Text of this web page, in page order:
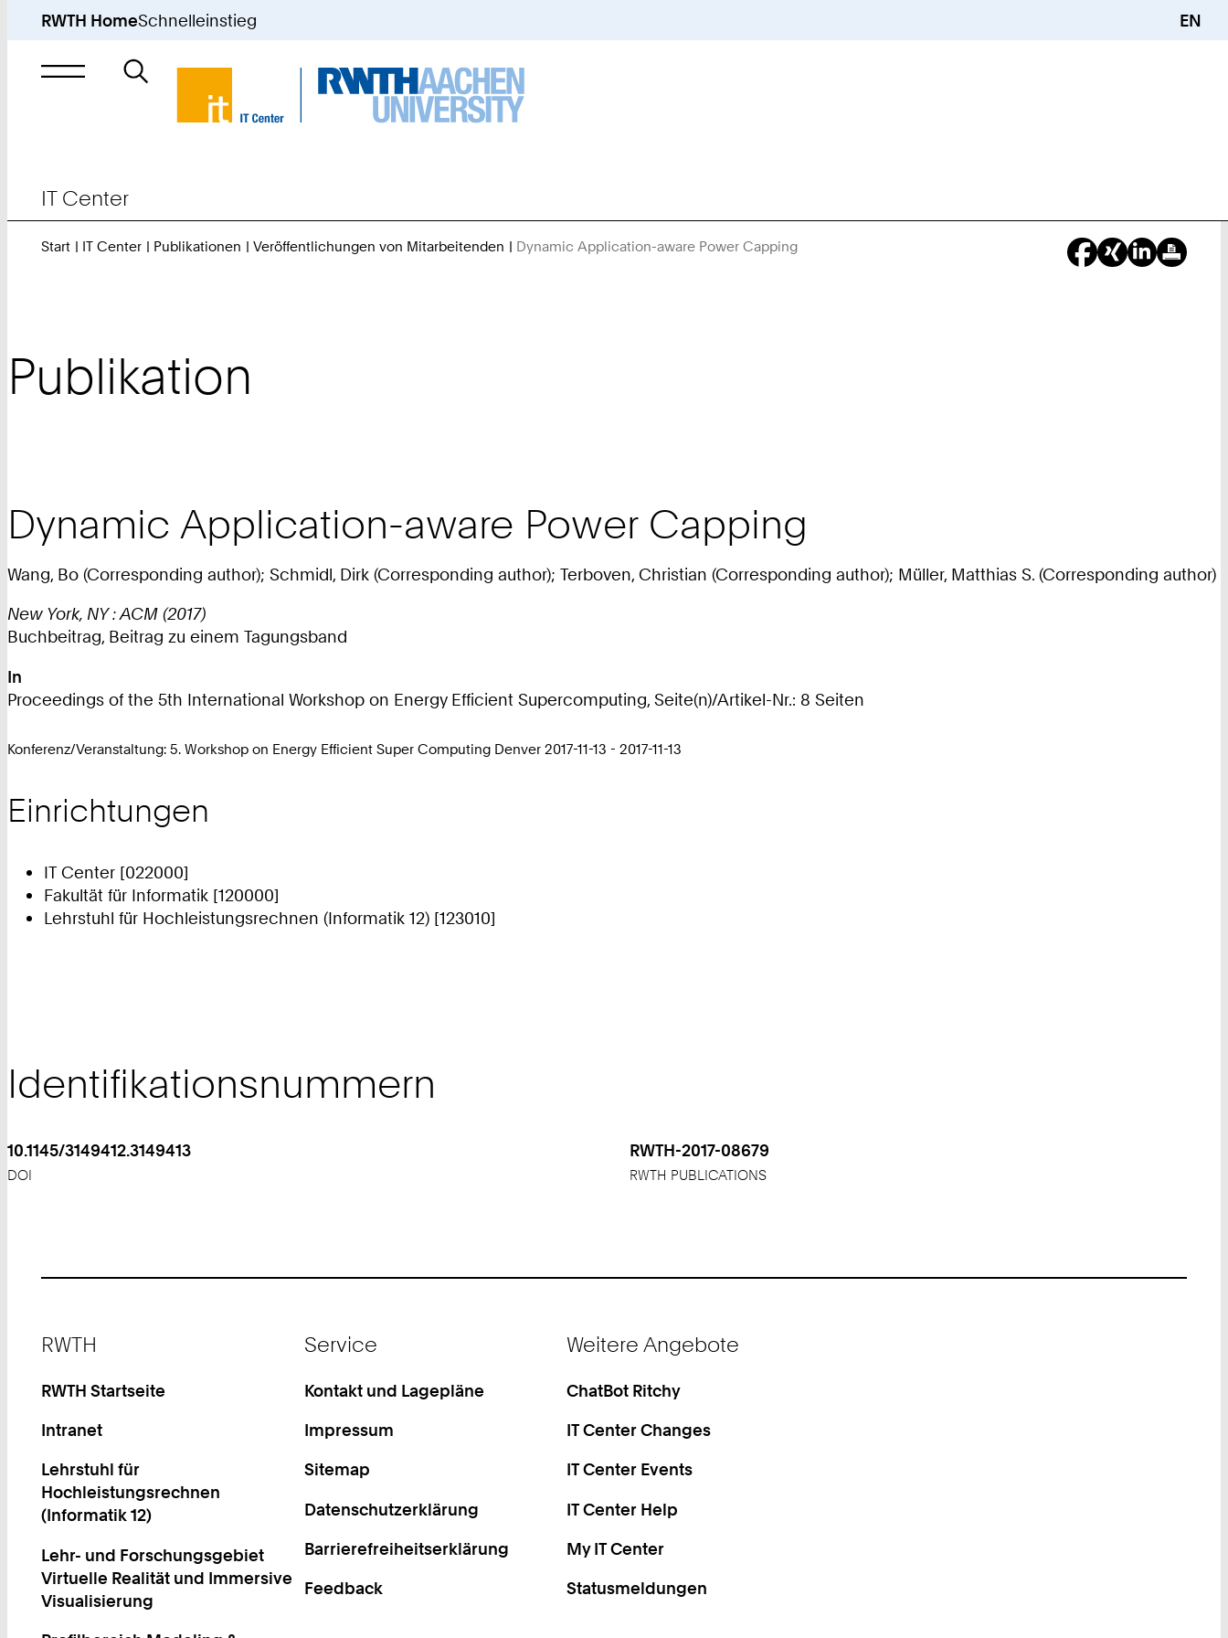
RWTH HomeSchnelleinstieg EN
Suche
nach
IT Center
Start IT Center Publikationen Veröffentlichungen von Mitarbeitenden Dynamic Application-aware Power Capping
Publikation
Dynamic Application-aware Power Capping
Wang, Bo (Corresponding author); Schmidl, Dirk (Corresponding author); Terboven, Christian (Corresponding author); Müller, Matthias S. (Corresponding author)
New York, NY : ACM (2017)
Buchbeitrag, Beitrag zu einem Tagungsband
In
Proceedings of the 5th International Workshop on Energy Efficient Supercomputing, Seite(n)/Artikel-Nr.: 8 Seiten
Konferenz/Veranstaltung: 5. Workshop on Energy Efficient Super Computing Denver 2017-11-13 - 2017-11-13
Einrichtungen
IT Center [022000]
Fakultät für Informatik [120000]
Lehrstuhl für Hochleistungsrechnen (Informatik 12) [123010]
Identifikationsnummern
10.1145/3149412.3149413
DOI
RWTH-2017-08679
RWTH PUBLICATIONS
RWTH
RWTH Startseite
Intranet
Lehrstuhl für
Hochleistungsrechnen
(Informatik 12)
Lehr- und Forschungsgebiet
Virtuelle Realität und Immersive
Visualisierung
Service
Kontakt und Lagepläne
Impressum
Sitemap
Datenschutzerklärung
Barrierefreiheitserklärung
Feedback
Weitere Angebote
ChatBot Ritchy
IT Center Changes
IT Center Events
IT Center Help
My IT Center
Statusmeldungen